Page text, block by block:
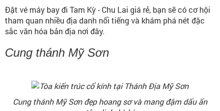
Đặt vé máy bay đi Tam Kỳ - Chu Lai giá rẻ, bạn sẽ có cơ hội
tham quan nhiều địa danh nổi tiếng và khám phá nét đặc
sắc văn hóa bản địa nơi đây.
Cung thánh Mỹ Sơn
Cung thánh Mỹ Sơn đẹp hoang sơ và mang đậm dấu ấn